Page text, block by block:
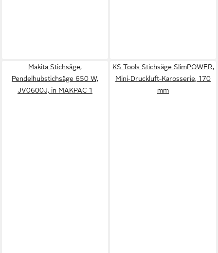
Makita Stichsäge,
Pendelhubstichsäge 650 W,
JV0600J, in MAKPAC 1
KS Tools Stichsäge SlimPOWER,
Mini-Druckluft-Karosserie, 170
mm